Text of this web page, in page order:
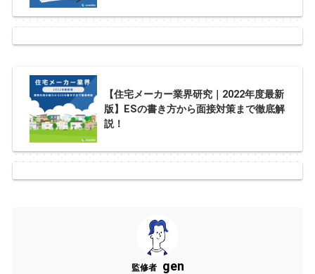
【住宅メーカー業界研究｜2022年度最新
版】ESの書き方から面接対策まで徹底解
説！
監修者 gen